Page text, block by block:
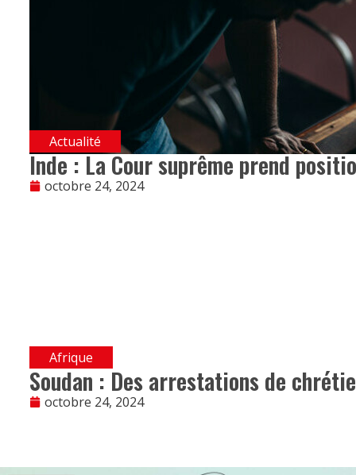
Actualité
Inde : La Cour suprême prend
octobre 24, 2024
Afrique
Soudan : Des arrestations de
octobre 24, 2024